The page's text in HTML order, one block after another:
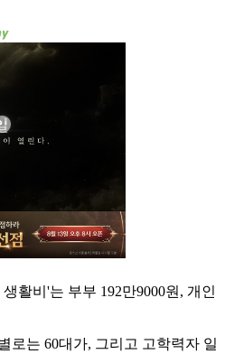
활비'는 부부 192만9000원, 개인
로는 60대가, 그리고 고학력자 일